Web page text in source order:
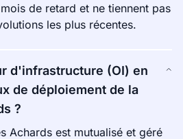
mois de retard et ne tiennent pas
les plus récentes.
d'infrastructure (OI) en
de déploiement de la
?
Achards est mutualisé et géré